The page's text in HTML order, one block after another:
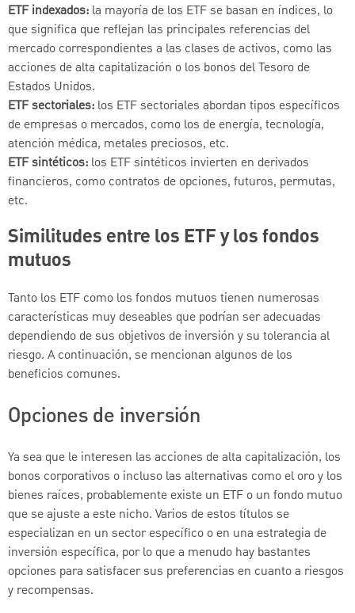
ETF indexados: la mayoría de los ETF se basan en índices, lo
que significa que reflejan las principales referencias del
mercado correspondientes a las clases de activos, como las
acciones de alta capitalización o los bonos del Tesoro de
Estados Unidos.
ETF sectoriales: los ETF sectoriales abordan tipos específicos
de empresas o mercados, como los de energía, tecnología,
atención médica, metales preciosos, etc.
ETF sintéticos: los ETF sintéticos invierten en derivados
financieros, como contratos de opciones, futuros, permutas,
etc.
Similitudes entre los ETF y los fondos
mutuos
Tanto los ETF como los fondos mutuos tienen numerosas
características muy deseables que podrían ser adecuadas
dependiendo de sus objetivos de inversión y su tolerancia al
riesgo. A continuación, se mencionan algunos de los
beneficios comunes.
Opciones de inversión
Ya sea que le interesen las acciones de alta capitalización, los
bonos corporativos o incluso las alternativas como el oro y los
bienes raíces, probablemente existe un ETF o un fondo mutuo
que se ajuste a este nicho. Varios de estos títulos se
especializan en un sector específico o en una estrategia de
inversión específica, por lo que a menudo hay bastantes
opciones para satisfacer sus preferencias en cuanto a riesgos
y recompensas.